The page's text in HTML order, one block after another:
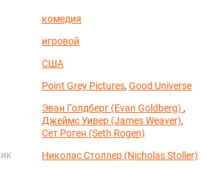
комедия
игровой
США
Point Grey Pictures,Good Universe
Эван Голдберг (Evan Goldberg) ,
Джеймс Уивер (James Weaver),
Сет Роген (Seth Rogen)
Николас Столлер (Nicholas Stoller)